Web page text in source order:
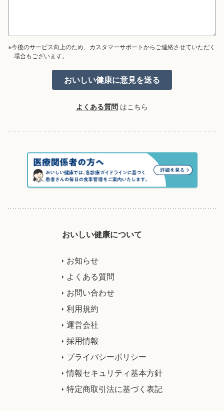
※今後のサービス向上のため、カスタマーサポートからご連絡させていただく
場合もございます。
よくある質問 はこちら
おいしい健康について
お知らせ
よくある質問
お問い合わせ
利用規約
運営会社
採用情報
プライバシーポリシー
情報セキュリティ基本方針
特定商取引法に基づく表記